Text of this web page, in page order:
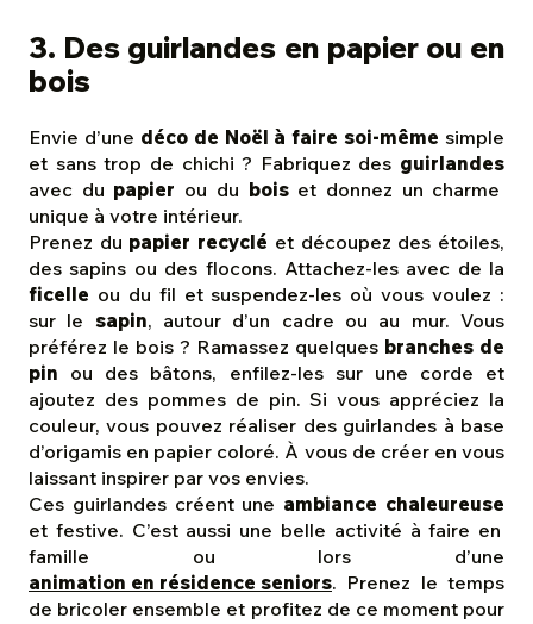
3. Des guirlandes en papier ou en
bois
Envie d’une déco de Noël à faire soi-même simple
et sans trop de chichi ? Fabriquez des guirlandes
avec du papier ou du boiset donnez un charme
unique à votre intérieur.
Prenez du papier recyclé et découpez des étoiles,
des sapins ou des flocons. Attachez-les avec de la
ficelle ou du fil et suspendez-les où vous voulez :
sur le sapin, autour d’un cadre ou au mur. Vous
préférez le bois ? Ramassez quelques branches de
pin ou des bâtons, enfilez-les sur une corde et
ajoutez des pommes de pin. Si vous appréciez la
couleur, vous pouvez réaliser des guirlandes à base
d’origamis en papier coloré. À vous de créer en vous
laissant inspirer par vos envies.
Ces guirlandes créent une ambiance chaleureuse
et festive. C’est aussi une belle activité à faire en
famille ou lors d’une
animation en résidence seniors. Prenez le temps
de bricoler ensemble et profitez de ce moment pour